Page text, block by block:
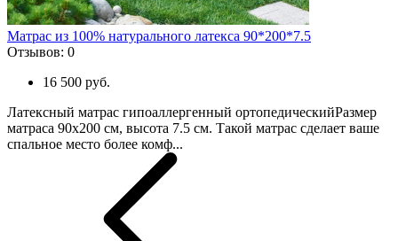
Матрас из 100% натурального латекса 90*200*7.5
Отзывов: 0
16 500 руб.
Латексный матрас гипоаллергенный ортопедическийРазмер
матраса 90x200 см, высота 7.5 см. Такой матрас сделает ваше
спальное место более комф...